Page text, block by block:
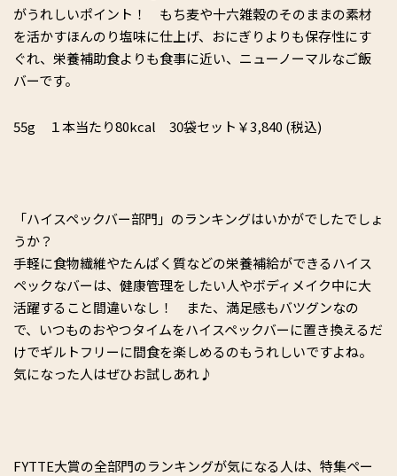
がうれしいポイント！ もち麦や十六雑穀のそのままの素材
を活かすほんのり塩味に仕上げ、おにぎりよりも保存性にす
ぐれ、栄養補助食よりも食事に近い、ニューノーマルなご飯
バーです。
55g １本当たり80kcal 30袋セット￥3,840 (税込)
「ハイスペックバー部門」のランキングはいかがでしたでしょ
うか？
手軽に食物繊維やたんぱく質などの栄養補給ができるハイス
ペックなバーは、健康管理をしたい人やボディメイク中に大
活躍すること間違いなし！ また、満足感もバツグンなの
で、いつものおやつタイムをハイスペックバーに置き換えるだ
けでギルトフリーに間食を楽しめるのもうれしいですよね。
気になった人はぜひお試しあれ♪
FYTTE大賞の全部門のランキングが気になる人は、特集ペー